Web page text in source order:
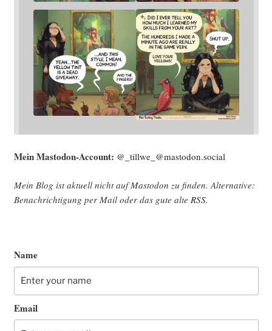
Mein Mast­o­don-Account: @_tillwe_@mastodon.social
Mein Blog ist aktu­ell nicht auf Mast­o­don zu fin­den. Alter­na­ti­ve:
Benach­rich­ti­gung per Mail oder das gute alte RSS.
Name
Email